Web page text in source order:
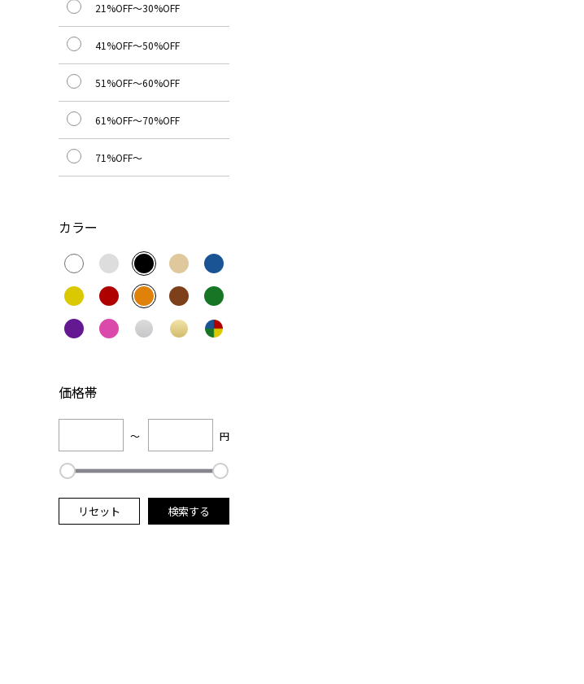
21%OFF～30%OFF
41%OFF～50%OFF
51%OFF～60%OFF
61%OFF～70%OFF
71%OFF～
カラー
価格帯
～ 円
リセット 検索する